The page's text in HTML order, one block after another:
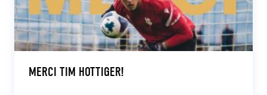
MERCI TIM HOTTIGER!